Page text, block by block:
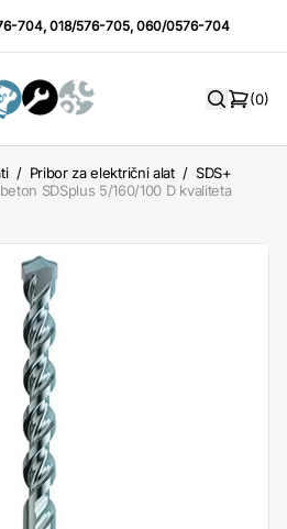
704,018/576-705,060/0576-704
(0)
/ Pribor za električni alat / SDS+
SDSplus 5/160/100 D kvaliteta